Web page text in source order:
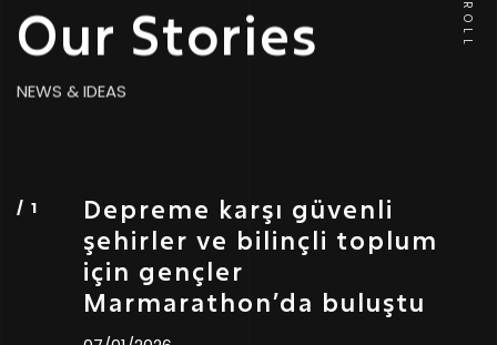
Our Stories
NEWS & IDEAS
Depreme karşı güvenli
şehirler ve bilinçli toplum
için gençler
Marmarathon’da buluştu